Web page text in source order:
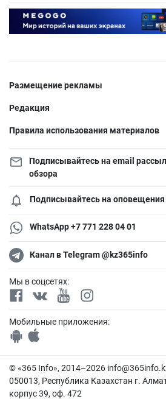
Размещение рекламы
Редакция
Правила использования материалов
Подписывайтесь на email
обзора
Подписывайтесь на
WhatsApp +7 771 228 04 01
Канал в Telegram @kz365info
Мы в соцсетях:
Мобильные приложения:
© «365 Info», 2014–2026
050013, Республика Казахстан г.
корпус 39, оф. 472